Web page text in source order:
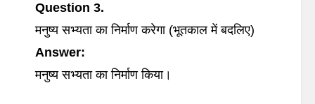
Question 3.
मनुष्य सभ्यता का निर्माण करेगा (भूतकाल में बदलिए)
Answer:
मनुष्य सभ्यता का निर्माण किया।